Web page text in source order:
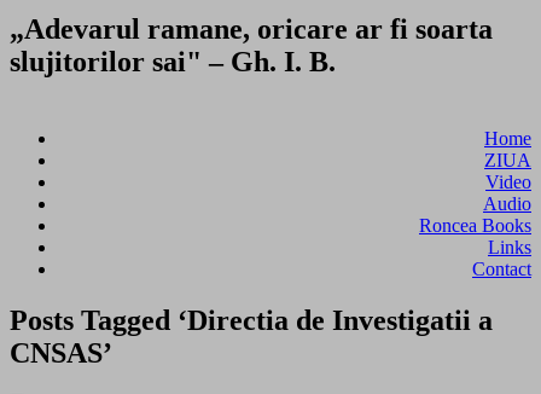
„Adevarul ramane, oricare ar fi soarta
slujitorilor sai" – Gh. I. B.
Home
ZIUA
Video
Audio
Roncea Books
Links
Contact
Posts Tagged ‘Directia de Investigatii a
CNSAS’